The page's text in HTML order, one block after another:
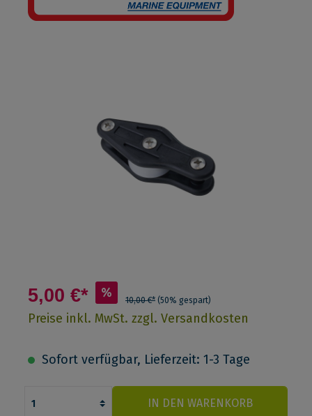
5,00 €* % 10,00 €* (50% gespart)
Preise inkl. MwSt. zzgl. Versandkosten
Sofort verfügbar, Lieferzeit: 1-3 Tage
IN DEN WARENKORB